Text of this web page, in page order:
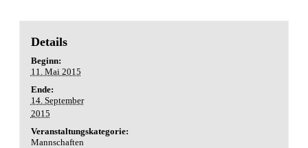
Details
Beginn:
11. Mai 2015
Ende:
14. September
2015
Veranstaltungskategorie:
Mannschaften